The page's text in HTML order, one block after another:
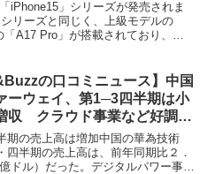
。
iPhone15」シリーズが発売されま
リーズと同じく、上級モデルの
A17 Pro」が搭載されており、カ
の口コミニュース】中国
ーウェイ、第1─3四半期は小
収 クラウド事業など好調 |
ター
期の売上高は増加中国の華為技術
四半期の売上高は、前年同期比２．
ドル）だった。デジタルパワー事業